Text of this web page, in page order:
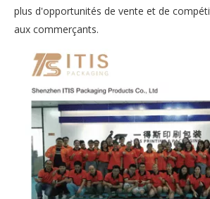
plus d'opportunités de vente et de
aux commerçants.